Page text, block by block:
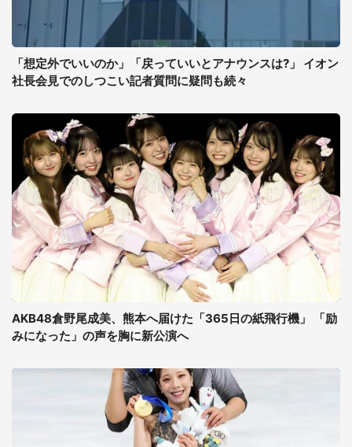
「想定外でいいのか」「戻っていいとアナウンスは?」 イオン
社長会見でのしつこい記者質問に疑問も続々
AKB48倉野尾成美、熊本へ届けた「365日の紙飛行機」 「励
みになった」の声を胸に新公演へ